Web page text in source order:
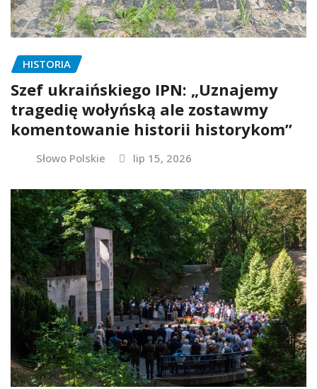
HISTORIA
Szef ukraińskiego IPN: „Uznajemy
tragedię wołyńską ale zostawmy
komentowanie historii historykom”
Słowo Polskie lip 15, 2026